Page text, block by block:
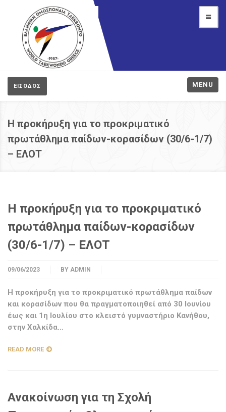
ΕΙΣΟΔΟΣ MENU
Η προκήρυξη για το προκριματικό
πρωτάθλημα παίδων-κορασίδων (30/6-1/7)
– ΕΛΟΤ
Η προκήρυξη για το προκριματικό
πρωτάθλημα παίδων-κορασίδων
(30/6-1/7) – ΕΛΟΤ
09/06/2023 BY ADMIN
Η προκήρυξη για το προκριματικό πρωτάθλημα παίδων
και κορασίδων που θα πραγματοποιηθεί από 30 Ιουνίου
έως και 1η Ιουλίου στο κλειστό γυμναστήριο Κανήθου,
στην Χαλκίδα…
READ MORE
Ανακοίνωση για τη Σχολή